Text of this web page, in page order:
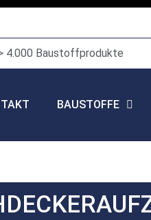
4.000 Baustoffprodukte
BAUSTOFFE